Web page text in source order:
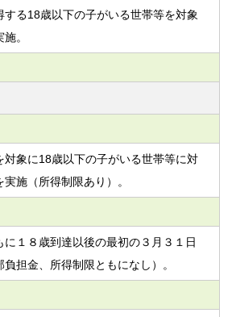
する18歳以下の子がいる世帯等を対象
。
対象に18歳以下の子がいる世帯等に対
施（所得制限あり）。
に１８歳到達以後の最初の３月３１日
負担金、所得制限ともになし）。